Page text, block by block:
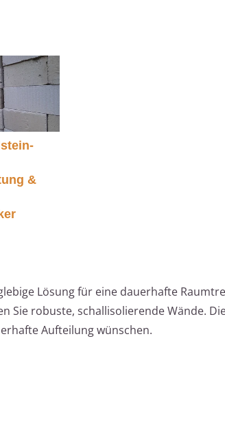
&
Lösung für eine dauerhafte
Sie robuste, schallisolierende Wände.
Aufteilung wünschen.